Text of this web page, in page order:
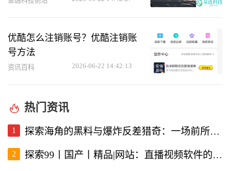
优酷怎么注销账号？优酷注销账
号方法
资讯百科 2026-06-22 14:42:13
热门资讯
1 探索海角的黑料与爆炸反差猎奇：一场前所未有的直播视频体验
2 探索99丨国产丨精品|网站：直播视频软件的新选择